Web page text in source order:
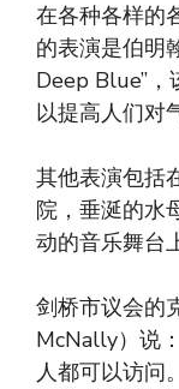
在各种各样的
的表演是伯明
Deep Blue”，
以提高人们对
其他表演包括
院，垂涎的水
动的音乐舞台
剑桥市议会的
McNally）说
人都可以访问